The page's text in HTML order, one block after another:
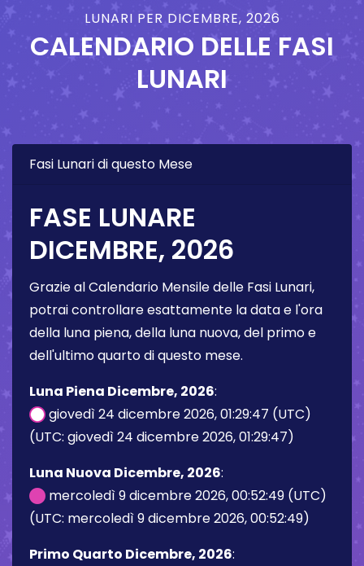
LUNARI PER DICEMBRE, 2026
CALENDARIO DELLE FASI
LUNARI
Fasi Lunari di questo Mese
FASE LUNARE
DICEMBRE, 2026
Grazie al Calendario Mensile delle Fasi Lunari,
potrai controllare esattamente la data e l'ora
della luna piena, della luna nuova, del primo e
dell'ultimo quarto di questo mese.
Luna Piena Dicembre, 2026:
giovedì 24 dicembre 2026, 01:29:47 (UTC)
(UTC: giovedì 24 dicembre 2026, 01:29:47)
Luna Nuova Dicembre, 2026:
mercoledì 9 dicembre 2026, 00:52:49 (UTC)
(UTC: mercoledì 9 dicembre 2026, 00:52:49)
Primo Quarto Dicembre, 2026: